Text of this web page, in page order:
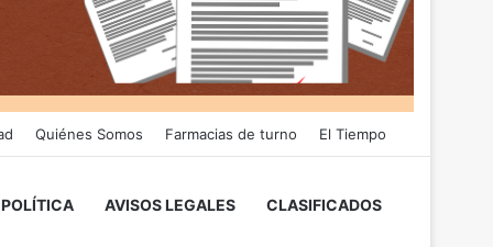
Quiénes Somos Farmacias de turno El Tiempo
POLÍTICA AVISOS LEGALES CLASIFICADOS